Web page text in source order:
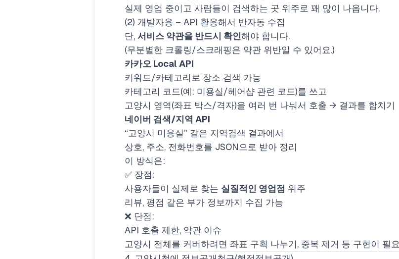
실제 영업 중이고 사람들이 검색하는 곳 위주로 꽤 많이 나옵니다.
(2) 개발자용 – API 활용해서 반자동 수집
단, 서비스 약관을 반드시 확인해야 합니다.
(무분별한 크롤링/스크래핑은 약관 위반일 수 있어요.)
카카오 Local API
키워드/카테고리로 장소 검색 가능
카테고리 코드(예: 미용실/헤어샵 관련 코드)를 쓰고
고양시 영역(좌표 박스/격자)을 여러 번 나눠서 호출 → 결과를 합치기
네이버 검색/지역 API
“고양시 미용실” 같은 지역검색 결과에서
상호, 주소, 전화번호를 JSON으로 받아 정리
이 방식은:
✅ 장점:
사용자들이 실제로 찾는 실질적인 영업점 위주
리뷰, 평점 같은 부가 정보까지 수집 가능
❌ 단점:
API 호출 제한, 약관 이슈
고양시 전체를 커버하려면 좌표 구획 나누기, 중복 제거 등 구현이 필요